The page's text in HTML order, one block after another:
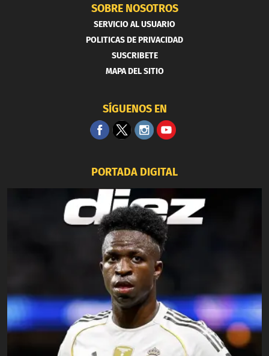
SOBRE NOSOTROS
SERVICIO AL USUARIO
POLITICAS DE PRIVACIDAD
SUSCRIBETE
MAPA DEL SITIO
SÍGUENOS EN
PORTADA DIGITAL